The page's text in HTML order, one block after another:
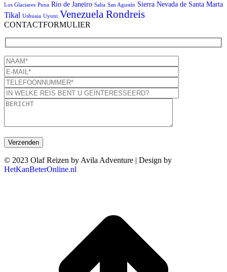
Los Glaciares Puna Rio de Janeiro Salta San Agustín Sierra Nevada de Santa Marta
Tikal Ushuaia Uyuni Venezuela Rondreis
CONTACTFORMULIER
© 2023 Olaf Reizen by Avila Adventure | Design by
HetKanBeterOnline.nl